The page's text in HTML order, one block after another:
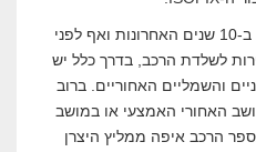
ברוב הרכבים המודרניים שיוצרו ב-10 שנים האחרונות ואף לפני
לשלדת הרכב, בדרך כלל יש
והשמליים האחוריים. ברוב
האחורי האמצעי או במושב
הרכב איפה ממליץ היצרן